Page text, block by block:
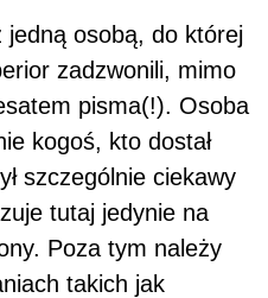
jedną osobą, do której
zadzwonili, mimo
pisma(!). Osoba
kogoś, kto dostał
szczególnie ciekawy
tutaj jedynie na
Poza tym należy
takich jak